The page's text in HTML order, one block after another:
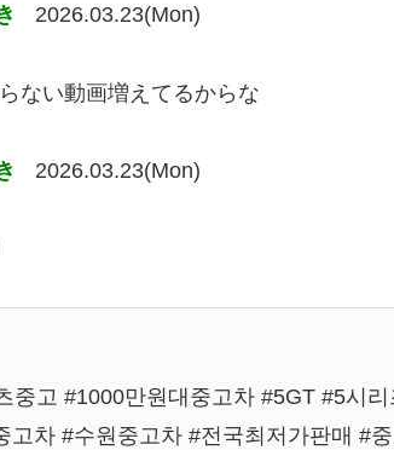
2026.03.23(Mon)
ない動画増えてるからな
2026.03.23(Mon)
중고 #1000만원대중고차 #5GT #5시
고차 #수원중고차 #전국최저가판매 #